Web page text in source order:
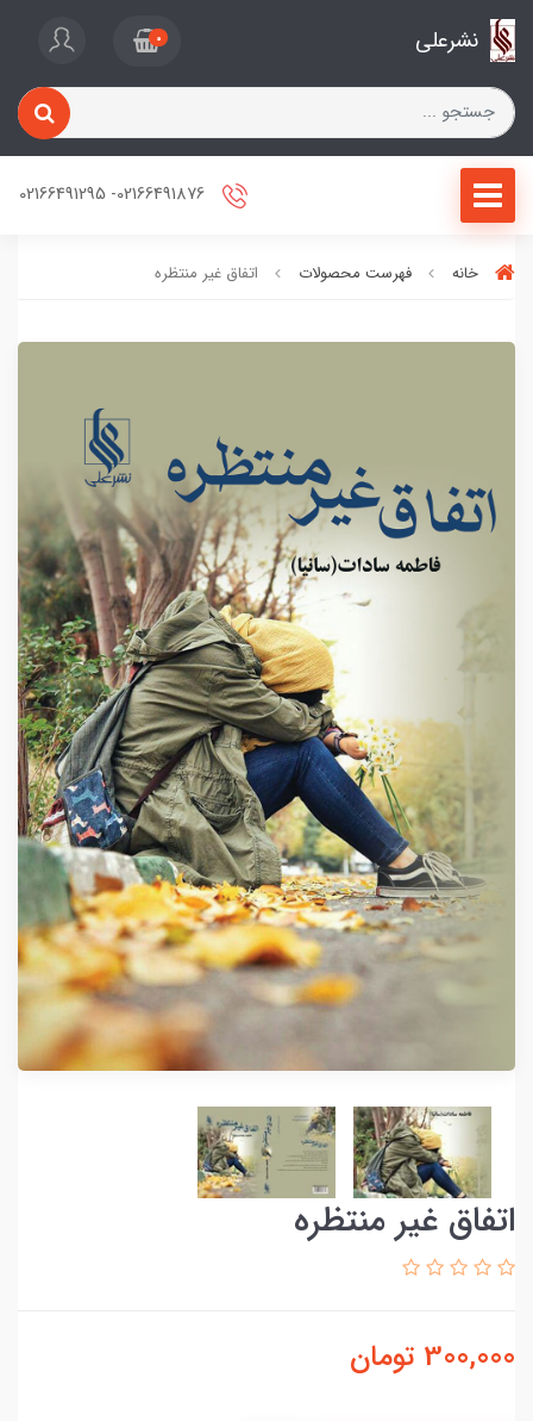
نشرعلی 0
خانه فهرست محصولات اتفاق غیر منتظره
اتفاق غیر منتظره
300,000 تومان